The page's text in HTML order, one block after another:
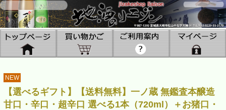
NEW
【選べるギフト】【送料無料】一ノ蔵 無鑑査本醸造
甘口・辛口・超辛口 選べる1本（720ml）＋お猪口・